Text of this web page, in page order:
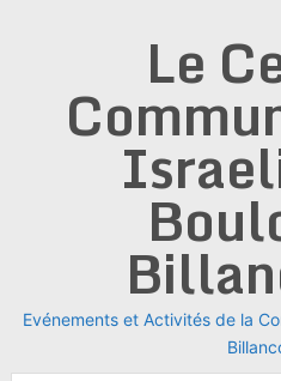
Le
Evénements et Activités de la